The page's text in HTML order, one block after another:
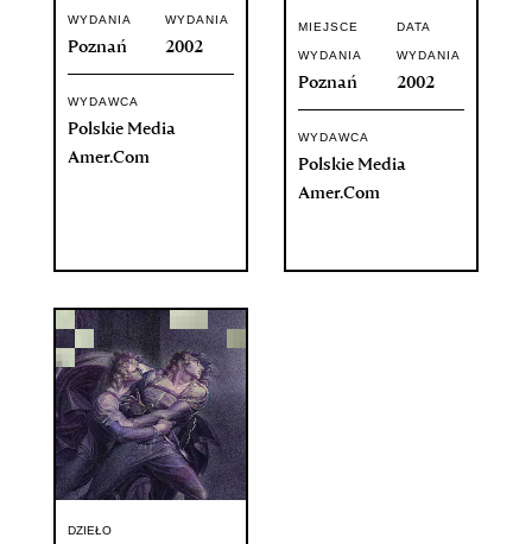
WYDANIA
Poznań
WYDANIA
2002
WYDAWCA
Polskie Media
Amer.Com
MIEJSCE
WYDANIA
Poznań
DATA
WYDANIA
2002
WYDAWCA
Polskie Media
Amer.Com
DZIEŁO